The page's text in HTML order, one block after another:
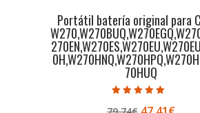
Portátil batería original para
70HUQ
5.00